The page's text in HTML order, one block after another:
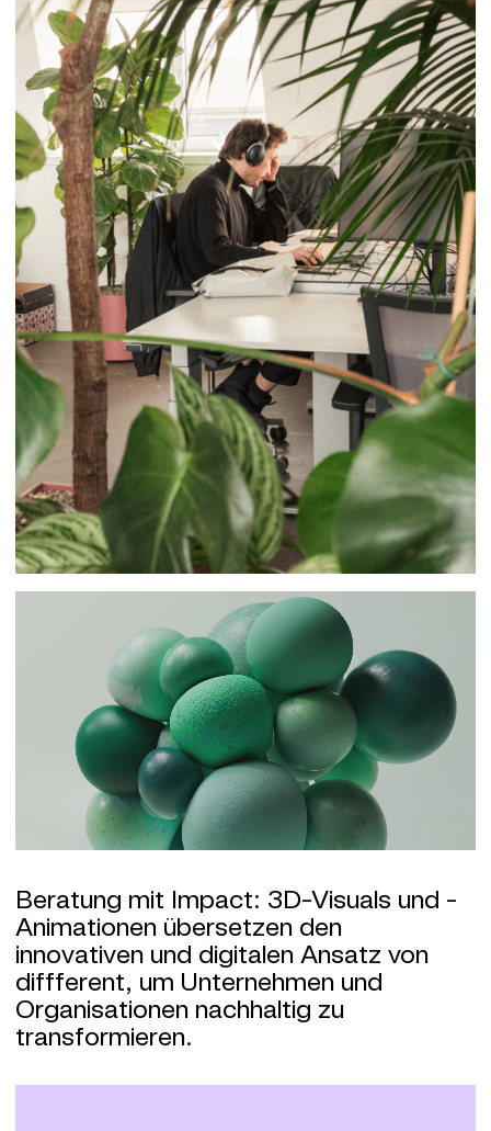
Beratung mit Impact: 3D-Visuals und -
Animationen übersetzen den
innovativen und digitalen Ansatz von
diffferent, um Unternehmen und
Organisationen nachhaltig zu
transformieren.